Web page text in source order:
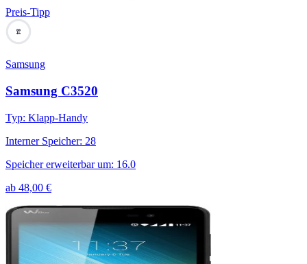
Preis-Tipp
84
Samsung
Samsung C3520
Typ: Klapp-Handy
Interner Speicher: 28
Speicher erweiterbar um: 16.0
ab 48,00 €